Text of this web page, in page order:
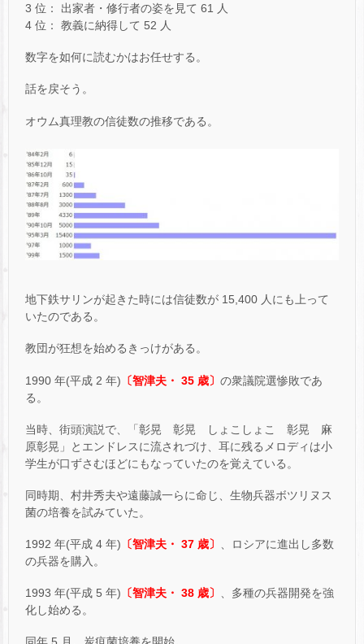
3 位： 出家者・修行者の姿を見て 61 人
4 位： 教義に納得して 52 人
数字を如何に読むかはお任せする。
話を戻そう。
オウム真理教の信徒数の推移である。
地下鉄サリンが起きた時には信徒数が 15,400 人にも上って
いたのである。
教団が狂想を始めるきっけがある。
1990 年(平成 2 年) 〔智津夫・ 35 歳〕 の衆議院選惨敗であ
る。
当時、街頭演説で、「彰晃 彰晃 しょこしょこ 彰晃 麻
原彰晃」とエンドレスに流されづけ、耳に残るメロディは小
学生が口ずさむほどにもなっていたのを覚えている。
同時期、村井秀夫や遠藤誠一らに命じ、生物兵器ボツリヌス
菌の培養を試みていた。
1992 年(平成 4 年) 〔智津夫・ 37 歳〕
、ロシアに進出し多数
の兵器を購入。
1993 年(平成 5 年) 〔智津夫・ 38 歳〕 、多種の兵器開発を強
化し始める。